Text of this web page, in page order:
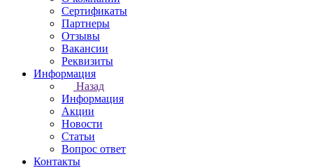
Сертификаты
Партнеры
Отзывы
Вакансии
Реквизиты
Информация
Назад
Информация
Акции
Новости
Статьи
Вопрос ответ
Контакты